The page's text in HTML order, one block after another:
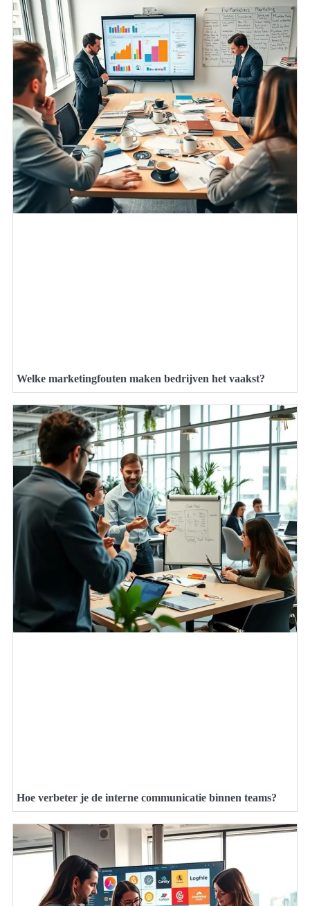
Welke marketingfouten maken bedrijven het vaakst?
Hoe verbeter je de interne communicatie binnen teams?